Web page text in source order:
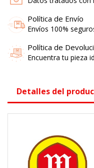
Política de Envío
Envíos 100%
Política de
Encuentra tu pieza
Detalles del